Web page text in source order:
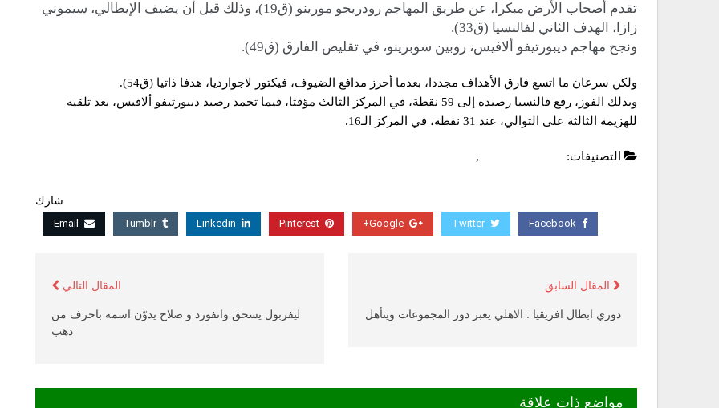
تقدم أصحاب الأرض مبكرا، عن طريق المهاجم رودريجو مورينو (ق19)، وذلك قبل أن يضيف الإيطالي، سيموني
زازا، الهدف الثاني لفالنسيا (ق33).
ونجح مهاجم ديبورتيفو ألافيس، روبين سوبرينو، في تقليص الفارق (ق49).
ولكن سرعان ما اتسع فارق الأهداف مجددا، بعدما أحرز مدافع الضيوف، فيكتور لاجوارديا، هدفا ذاتيا (ق54).
وبذلك الفوز، رفع فالنسيا رصيده إلى 59 نقطة، في المركز الثالث مؤقتا، فيما تجمد رصيد ديبورتيفو ألافيس، بعد تلقيه
للهزيمة الثالثة على التوالي، عند 31 نقطة، في المركز الـ16.
التصنيفات: ,
شارك
Facebook
Twitter
Google+
Pinterest
Linkedin
Tumblr
Email
المقال السابق
دوري ابطال افريقيا : الاهلي يعبر دور المجموعات ويتأهل
المقال التالي
ليفربول يسحق واتفورد و صلاح يدوّن اسمه باحرف من
ذهب
مواضع ذات علاقة